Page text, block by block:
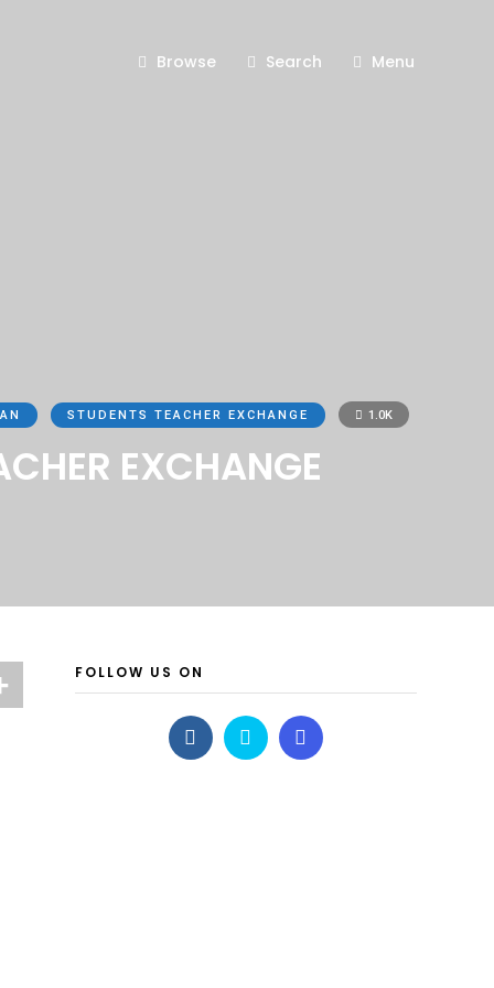
Browse Search Menu
STUDENTS TEACHER EXCHANGE 1.0K
EXCHANGE
FOLLOW US ON